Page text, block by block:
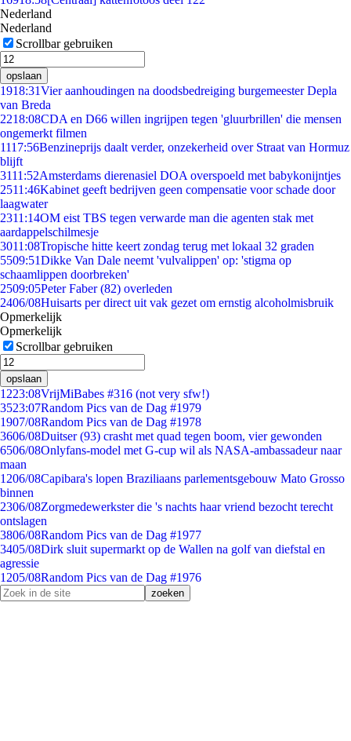
Nederland
Nederland
Scrollbar gebruiken
opslaan
1918:31Vier aanhoudingen na doodsbedreiging burgemeester Depla
van Breda
2218:08CDA en D66 willen ingrijpen tegen 'gluurbrillen' die mensen
ongemerkt filmen
1117:56Benzineprijs daalt verder, onzekerheid over Straat van Hormuz
blijft
3111:52Amsterdams dierenasiel DOA overspoeld met babykonijntjes
2511:46Kabinet geeft bedrijven geen compensatie voor schade door
laagwater
2311:14OM eist TBS tegen verwarde man die agenten stak met
aardappelschilmesje
3011:08Tropische hitte keert zondag terug met lokaal 32 graden
5509:51Dikke Van Dale neemt 'vulvalippen' op: 'stigma op
schaamlippen doorbreken'
2509:05Peter Faber (82) overleden
2406/08Huisarts per direct uit vak gezet om ernstig alcoholmisbruik
Opmerkelijk
Opmerkelijk
Scrollbar gebruiken
opslaan
1223:08VrijMiBabes #316 (not very sfw!)
3523:07Random Pics van de Dag #1979
1907/08Random Pics van de Dag #1978
3606/08Duitser (93) crasht met quad tegen boom, vier gewonden
6506/08Onlyfans-model met G-cup wil als NASA-ambassadeur naar
maan
1206/08Capibara's lopen Braziliaans parlementsgebouw Mato Grosso
binnen
2306/08Zorgmedewerkster die 's nachts haar vriend bezocht terecht
ontslagen
3806/08Random Pics van de Dag #1977
3405/08Dirk sluit supermarkt op de Wallen na golf van diefstal en
agressie
1205/08Random Pics van de Dag #1976